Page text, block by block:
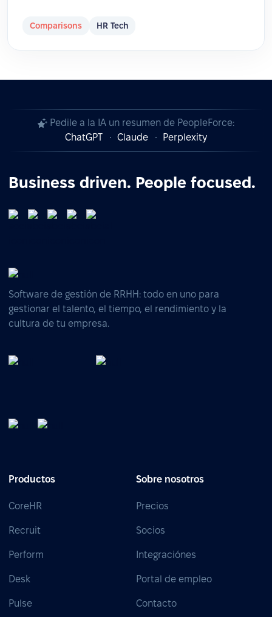
Comparisons HR Tech
Pedile a la IA un resumen de PeopleForce:
ChatGPT
Claude Perplexity
Business driven. People focused.
Software de gestión de RRHH: todo en uno para
gestionar el talento, el tiempo, el rendimiento y la
cultura de tu empresa.
Productos
CoreHR
Recruit
Perform
Desk
Pulse
Sobre nosotros
Precios
Socios
Integraciónes
Portal de empleo
Contacto